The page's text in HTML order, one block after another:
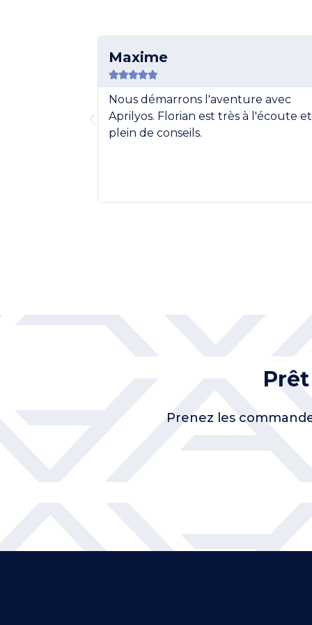
Maxime

Nous démarrons l'aventure avec
Aprilyos. Florian est très à l'écoute et
plein de conseils.
Prenez les